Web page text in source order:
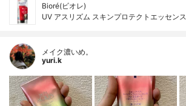
Bioré(ビオレ)
UV アスリズム スキンプロテクトエッセンス
メイク濃いめ。
yuri.k